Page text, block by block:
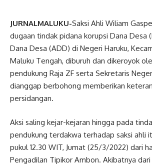
JURNALMALUKU-Saksi Ahli Wiliam
dugaan tindak pidana korupsi Dana Desa
Dana Desa (ADD) di Negeri Haruku,
Maluku Tengah, diburuh dan dikeroyok
pendukung Raja ZF serta Sekretaris
dianggap berbohong memberikan
persidangan.
Aksi saling kejar-kejaran hingga pada
pendukung terdakwa terhadap saksi ahli
pukul 12.30 WIT, Jumat (25/3/2022) dari
Pengadilan Tipikor Ambon. Akibatnya